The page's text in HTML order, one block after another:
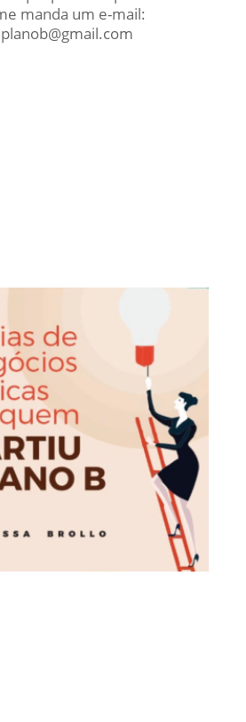
manda um e-mail: